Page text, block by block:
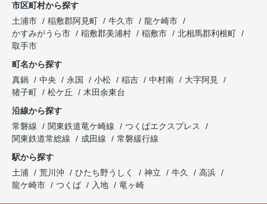
市区町村から探す
土浦市
稲敷郡阿見町 牛久市
龍ケ崎市
かすみがうら市
稲敷郡美浦村 稲敷市
北相馬郡利根町
取手市
町名から探す
真鍋
中央 永国 小松 稲吉 中村南
大字阿見
猪子町
松ケ丘
木田余東台
沿線から探す
常磐線
関東鉄道竜ケ崎線
つくばエクスプレス
関東鉄道常総線
成田線
常磐緩行線
駅から探す
土浦
荒川沖 ひたち野うしく 神立 牛久
高浜
龍ケ崎市
つくば 入地 竜ヶ崎